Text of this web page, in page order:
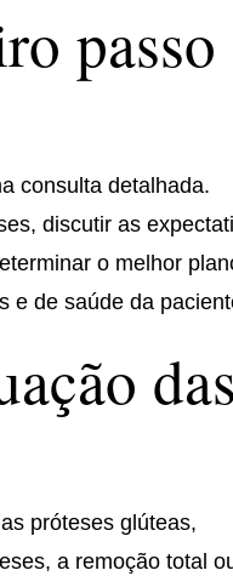
passo
consulta detalhada.
discutir as
o melhor
e de saúde da
das
próteses glúteas,
a remoção total